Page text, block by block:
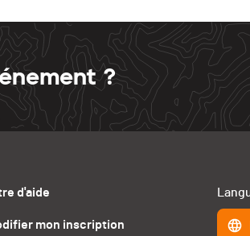
?
d'aide
mon inscription